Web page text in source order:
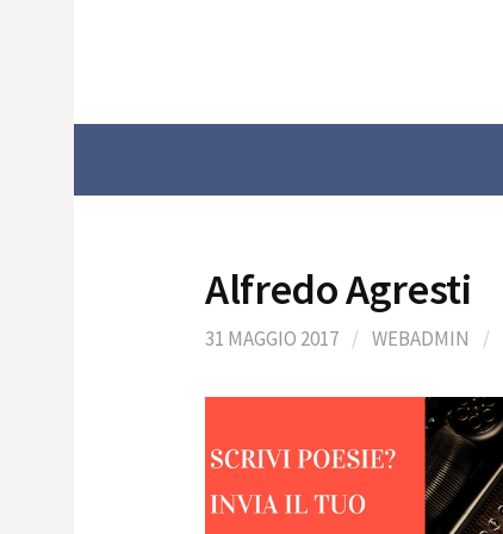
Alfredo Agresti
31 MAGGIO 2017 / WEBADMIN /